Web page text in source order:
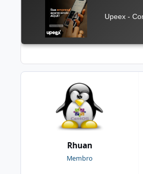
Rhuan
Membro